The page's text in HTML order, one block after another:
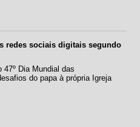
redes sociais digitais segundo
Dia Mundial das
do papa à própria Igreja